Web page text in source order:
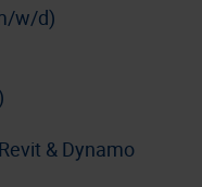
w/d)
& Dynamo